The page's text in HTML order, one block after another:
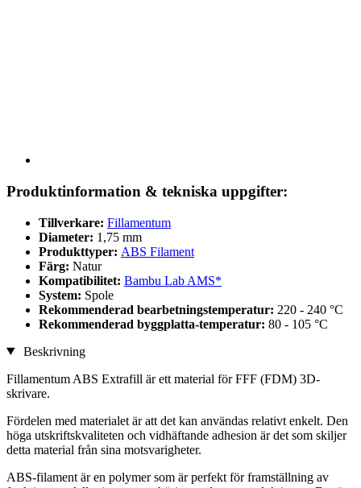
Produktinformation & tekniska uppgifter:
Tillverkare: Fillamentum
Diameter: 1,75 mm
Produkttyper: ABS Filament
Färg: Natur
Kompatibilitet: Bambu Lab AMS*
System: Spole
Rekommenderad bearbetningstemperatur: 220 - 240 °C
Rekommenderad byggplatta-temperatur: 80 - 105 °C
Beskrivning
Fillamentum ABS Extrafill är ett material för FFF (FDM) 3D-
skrivare.
Fördelen med materialet är att det kan användas relativt enkelt. Den
höga utskriftskvaliteten och vidhäftande adhesion är det som skiljer
detta material från sina motsvarigheter.
ABS-filament är en polymer som är perfekt för framställning av